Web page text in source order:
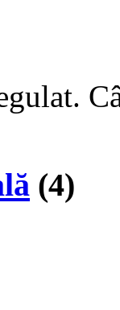
(4)